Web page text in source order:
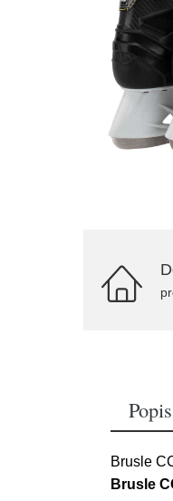
Brusle
Brusle